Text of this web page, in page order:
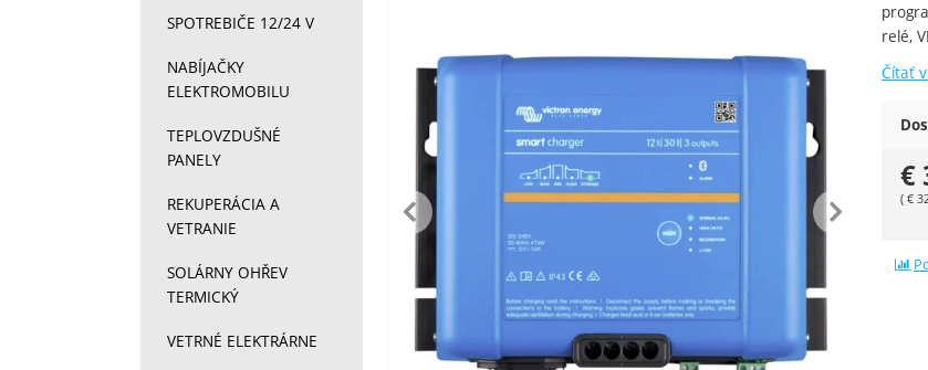
predchádzajúca
relé,
Čítať
€
( €
SPOTREBIČE 12/24 V
NABÍJAČKY
ELEKTROMOBILU
TEPLOVZDUŠNÉ
PANELY
REKUPERÁCIA A
VETRANIE
SOLÁRNY OHŘEV
TERMICKÝ
VETRNÉ ELEKTRÁRNE